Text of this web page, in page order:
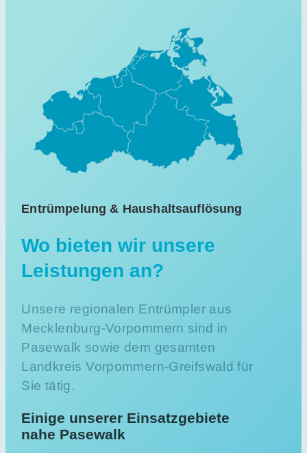
Entrümpelung & Haushaltsauflösung
Wo bieten wir unsere
Leistungen an?
Unsere regionalen Entrümpler aus
Mecklenburg-Vorpommern sind in
Pasewalk sowie dem gesamten
Landkreis Vorpommern-Greifswald für
Sie tätig.
Einige unserer Einsatzgebiete
nahe Pasewalk